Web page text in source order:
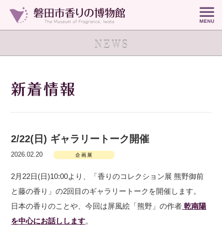
2/22(日) ギャラリートーク開催
2026.02.20 企画展
2月22日(日)10:00より、「香りのコレクション展 熊野御前
と藤の香り」の2回目のギャラリートークを開催します。
日本の香りのことや、今回は屏風絵「熊野」の作者 乾南陽
を中心にお話しします。